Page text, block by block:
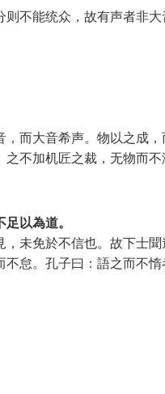
不能统众，故有声者非大
而大音希声。物以之成
之不加机匠之裁，无物而不
以為道。
未免於不信也。故下士
怠。孔子曰：語之而不